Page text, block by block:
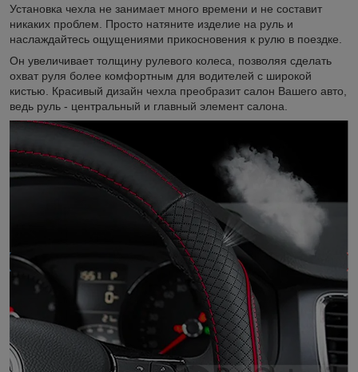
Установка чехла не занимает много времени и не составит
никаких проблем. Просто натяните изделие на руль и
наслаждайтесь ощущениями прикосновения к рулю в поездке.
Он увеличивает толщину рулевого колеса, позволяя сделать
охват руля более комфортным для водителей с широкой
кистью. Красивый дизайн чехла преобразит салон Вашего авто,
ведь руль - центральный и главный элемент салона.